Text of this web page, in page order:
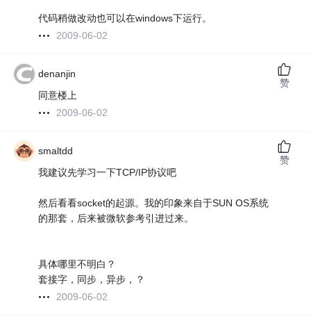
代码稍做改动也可以在windows下运行。
2009-06-02
denanjin
同意楼上
2009-06-02
赞
smaltdd
我建议先学习一下TCP/IP协议吧
然后看看socket的起源。我的印象来自于SUN OS系统
的那套，后来被微软参考引进过来。
具体哪里不明白？
套接字，同步，异步，？
2009-06-02
赞